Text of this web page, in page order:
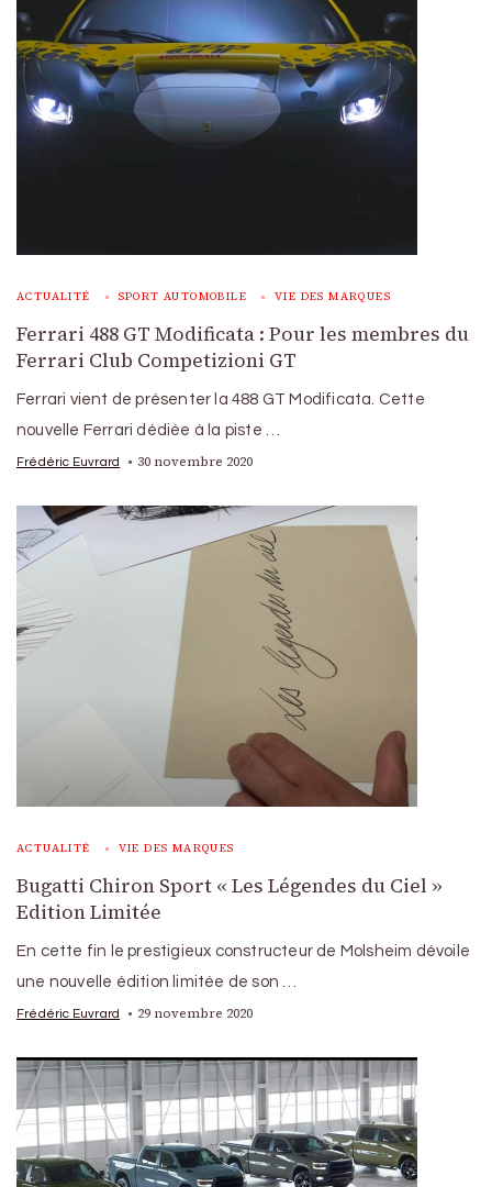
ACTUALITÉ SPORT AUTOMOBILE VIE DES MARQUES
Ferrari 488 GT Modificata : Pour les membres du
Ferrari Club Competizioni GT
Ferrari vient de présenter la 488 GT Modificata. Cette
nouvelle Ferrari dédiée à la piste …
Frédéric Euvrard 30 novembre 2020
ACTUALITÉ VIE DES MARQUES
Bugatti Chiron Sport « Les Légendes du Ciel »
Edition Limitée
En cette fin le prestigieux constructeur de Molsheim dévoile
une nouvelle édition limitée de son …
Frédéric Euvrard 29 novembre 2020